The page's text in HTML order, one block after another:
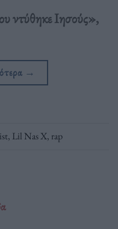
ντύθηκε Ιησούς»,
→
, Lil Nas X, rap